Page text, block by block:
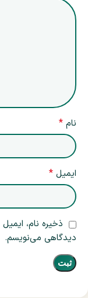
نام *
ایمیل *
ذخیره نام،
دیدگاهی می‌نویسم.